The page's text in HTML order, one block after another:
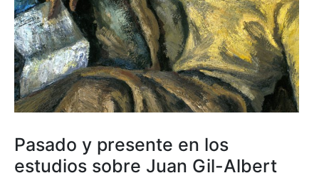
Pasado y presente en los
estudios sobre Juan Gil-Albert